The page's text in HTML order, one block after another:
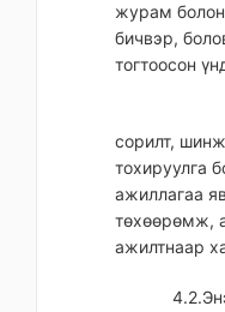
журам
бичвэр,
тогтоосон
сорилт,
тохируулга
ажиллагаа
төхөөрөмж,
ажилтнаар